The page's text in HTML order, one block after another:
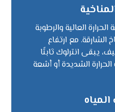
العالية والرطوبة
الشارقة. مع ارتفاع
يبقى انترلوك ثابتًا
الشديدة أو أشعة